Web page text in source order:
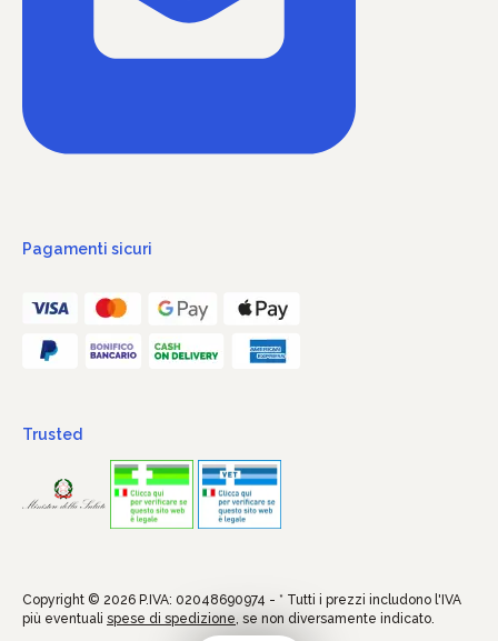
Pagamenti sicuri
Trusted
Copyright © 2026 P.IVA: 02048690974 - * Tutti i prezzi includono l'IVA
più eventuali spese di spedizione, se non diversamente indicato.